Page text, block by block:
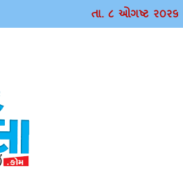
તા. ૮ ઓગષ્ટ ર૦ર૬